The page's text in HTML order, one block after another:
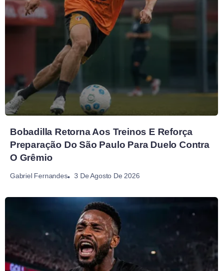
Bobadilla Retorna Aos Treinos E Reforça
Preparação Do São Paulo Para Duelo Contra
O Grêmio
Gabriel Fernandes 3 De Agosto De 2026